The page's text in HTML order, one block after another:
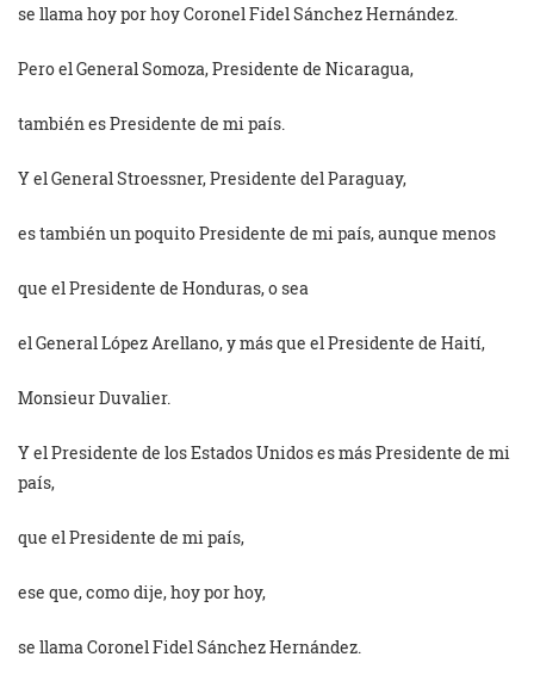
se llama hoy por hoy Coronel Fidel Sánchez Hernández.
Pero el General Somoza, Presidente de Nicaragua,
también es Presidente de mi país.
Y el General Stroessner, Presidente del Paraguay,
es también un poquito Presidente de mi país, aunque menos
que el Presidente de Honduras, o sea
el General López Arellano, y más que el Presidente de Haití,
Monsieur Duvalier.
Y el Presidente de los Estados Unidos es más Presidente de mi
país,
que el Presidente de mi país,
ese que, como dije, hoy por hoy,
se llama Coronel Fidel Sánchez Hernández.